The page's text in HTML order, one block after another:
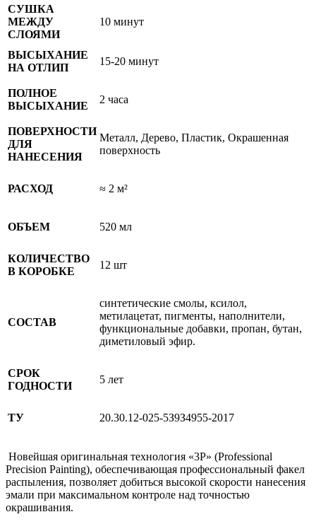
СУШКА
МЕЖДУ
СЛОЯМИ
10 минут
ВЫСЫХАНИЕ
НА ОТЛИП
15-20 минут
ПОЛНОЕ
ВЫСЫХАНИЕ
2 часа
ПОВЕРХНОСТИ
ДЛЯ
НАНЕСЕНИЯ
Металл, Дерево, Пластик, Окрашенная
поверхность
РАСХОД ≈ 2 м²
ОБЪЕМ 520 мл
КОЛИЧЕСТВО
В КОРОБКЕ
12 шт
СОСТАВ
синтетические смолы, ксилол,
метилацетат, пигменты, наполнители,
функциональные добавки, пропан, бутан,
диметиловый эфир.
СРОК
ГОДНОСТИ
5 лет
ТУ 20.30.12-025-5З9З4955-2017
Новейшая оригинальная технология «3P» (Professional
Precision Painting), обеспечивающая профессиональный факел
распыления, позволяет добиться высокой скорости нанесения
эмали при максимальном контроле над точностью
окрашивания.